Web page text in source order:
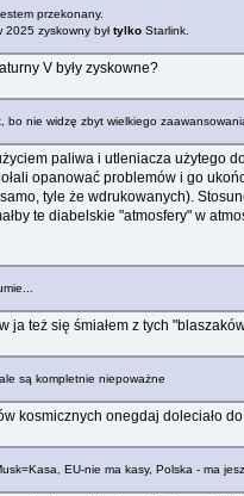
przekonany.
2025 zyskowny byłtylkoStarlink.
V były zyskowne?
nie widzę zbyt wielkiego
paliwa i utleniacza
opanować problemów i go
tyle że wdrukowanych).
te diabelskie "atmosfery" w
ja też się śmiałem z tych
są kompletnie niepoważne
kosmicznych onegdaj doleciało
EU-nie ma kasy, Polska - ma